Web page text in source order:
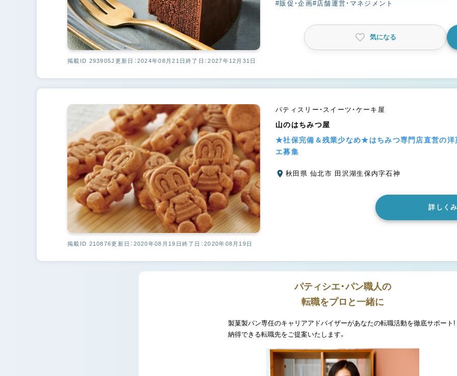
#販促・企画#店舗運営・マネジメント
気になる
掲載ID 293905J 更新日：2024年08月21日終了日：2027年12月31日
パティスリー・スイーツ・ケーキ屋
山のはちみつ屋
★社保完備＆残業少なめ★はちみつ専門店直営の洋
エ募集
秋田県 仙北市 田沢湖生保内字石神
詳しく
掲載ID 210876更新日：2020年08月19日 終了日：2020年08月19日
パティシエ・パン職人の
転職をプロと一緒に
製菓製パン専任のキャリアアドバイザーがあなたの転職活動を徹底サポート!
納得できる転職先をご提案いたします。